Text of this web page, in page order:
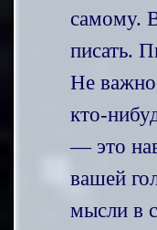
самому.
писать.
Не
кто-
— это
вашей
мысли в